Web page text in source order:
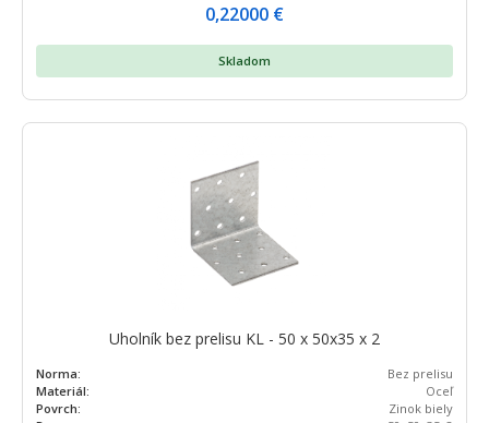
0,22000 €
Skladom
Uholník bez prelisu KL - 50 x 50x35 x 2
Norma:
Bez prelisu
Materiál:
Oceľ
Povrch:
Zinok biely